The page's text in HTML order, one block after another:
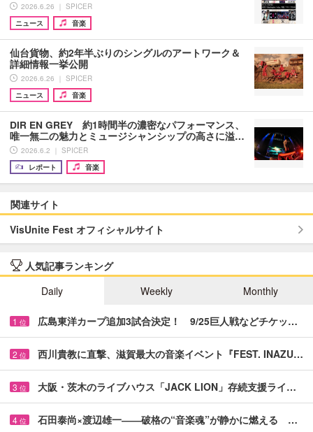
2026.6.26 ｜ SPICER
ニュース
音楽
仙台貨物、約2年半ぶりのシングルのアートワーク＆
詳細情報一挙公開
2026.6.26 ｜ SPICER
ニュース
音楽
DIR EN GREY 約1時間半の濃密なパフォーマンス、
唯一無二の魅力とミュージシャンシップの高さに溢…
2026.6.2 ｜ SPICER
レポート
音楽
関連サイト
VisUnite Fest オフィシャルサイト
人気記事ランキング
Daily
Weekly Monthly
1 位 広島東洋カープ追加3試合決定！ 9/25巨人戦などチケッ…
2 位 西川貴教に直撃、滋賀最大の音楽イベント『FEST. INAZU…
3 位 大阪・茨木のライブハウス「JACK LION」存続支援ライ…
4 位 石田泰尚×渡辺雄一――破格の“音楽魂”が静かに燃える …